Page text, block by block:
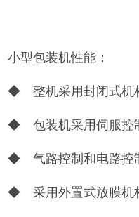
小型包装机性能：
◆ 整机采用封闭式机
◆ 包装机采用伺服控
◆ 气路控制和电路控
◆ 采用外置式放膜机